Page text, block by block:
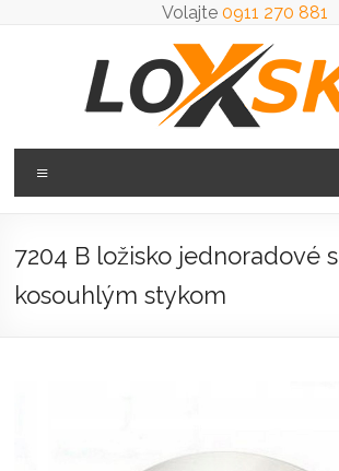
Volajte 0911 270 881
Loxsk
predaj
7204 B ložisko jednoradové s
kosouhlým stykom